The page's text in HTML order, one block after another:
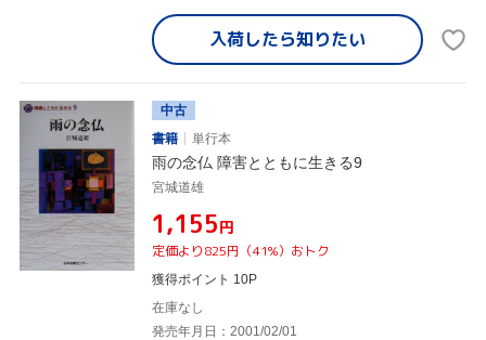
入荷したら知りたい
中古
書籍
単行本
雨の念仏 障害とともに生きる9
宮城道雄
¥1,155円
定価より825円（41%）おトク
獲得ポイント 10P
在庫なし
発売年月日：2001/02/01